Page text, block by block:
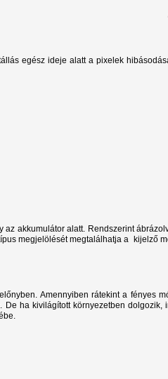
egész ideje alatt a pixelek
akkumulátor alatt. Rendszerint
megjelölését megtalálhatja a kijelző
Amennyiben rátekint a fényes
ha kivilágított környezetben dolgozik,